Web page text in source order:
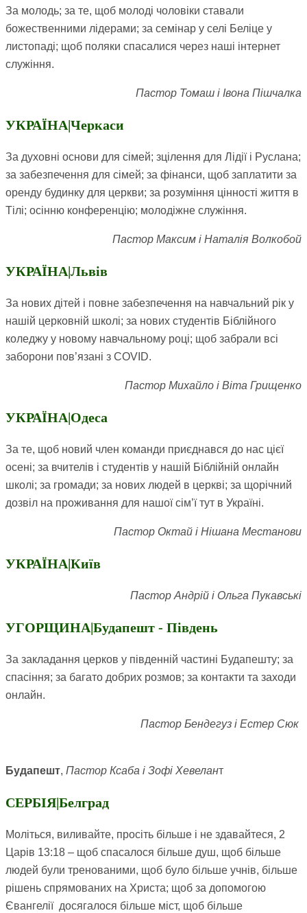
За молодь; за те, щоб молоді чоловіки ставали
божественними лідерами; за семінар у селі Беліце у
листопаді; щоб поляки спасалися через наші інтернет
служіння.
Пастор Томаш і Івона Пішчалка
УКРАЇНА|Черкаси
За духовні основи для сімей; зцілення для Лідії і Руслана;
за забезпечення для сімей; за фінанси, щоб заплатити за
оренду будинку для церкви; за розуміння цінності життя в
Тілі; осінню конференцію; молодіжне служіння.
Пастор Максим і Наталія Волкобой
УКРАЇНА|Львів
За нових дітей і повне забезпечення на навчальний рік у
нашій церковній школі; за нових студентів Біблійного
коледжу у новому навчальному році; щоб забрали всі
заборони пов’язані з COVID.
Пастор Михайло і Віта Грищенко
УКРАЇНА|Одеса
За те, щоб новий член команди приєднався до нас цієї
осені; за вчителів і студентів у нашій Біблійній онлайн
школі; за громади; за нових людей в церкві; за щорічний
дозвіл на проживання для нашої сім’ї тут в Україні.
Пастор Октай і Нішана Местанови
УКРАЇНА|Київ
Пастор Андрій і Ольга Пукавські
УГОРЩИНА|Будапешт - Південь
За закладання церков у південній частині Будапешту; за
спасіння; за багато добрих розмов; за контакти та заходи
онлайн.
Пастор Бендегуз і Естер Сюк
Будапешт, Пастор Ксаба і Зофі Хевелант
СЕРБІЯ|Белград
Моліться, виливайте, просіть більше і не здавайтеся, 2
Царів 13:18 – щоб спасалося більше душ, щоб більше
людей були тренованими, щоб було більше учнів, більше
рішень спрямованих на Христа; щоб за допомогою
Євангелії досягалося більше міст, щоб більше